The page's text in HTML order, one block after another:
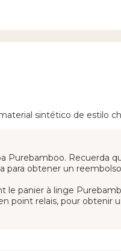
sintético de estilo
Purebamboo. Recuerda
obtener un
le panier à linge
point relais, pour obtenir